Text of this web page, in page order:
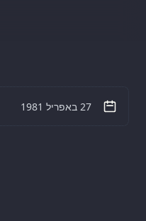
27 באפריל 1981